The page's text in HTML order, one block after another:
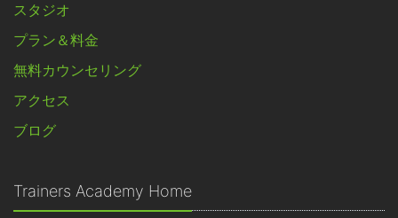
スタジオ
プラン＆料金
無料カウンセリング
アクセス
ブログ
Trainers Academy Home